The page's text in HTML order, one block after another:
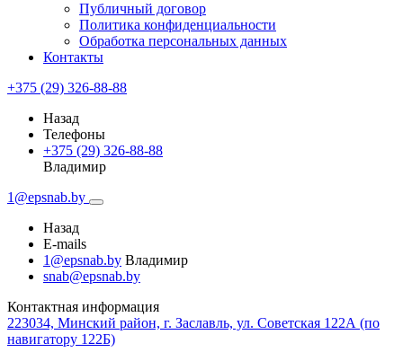
Публичный договор
Политика конфиденциальности
Обработка персональных данных
Контакты
+375 (29) 326-88-88
Назад
Телефоны
+375 (29) 326-88-88
Владимир
1@epsnab.by
Назад
E-mails
1@epsnab.by Владимир
snab@epsnab.by
Контактная информация
223034, Минский район, г. Заславль, ул. Советская 122А (по
навигатору 122Б)